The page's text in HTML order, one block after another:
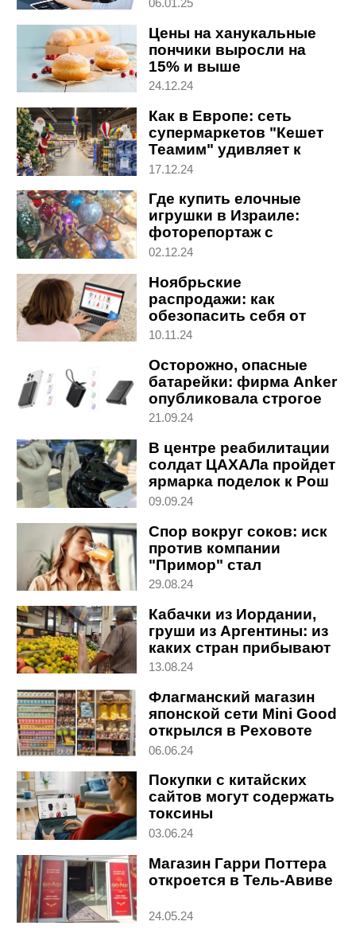
06.01.25
Цены на ханукальные
пончики выросли на
15% и выше
24.12.24
Как в Европе: сеть
супермаркетов "Кешет
Теамим" удивляет к
Новому году
17.12.24
Где купить елочные
игрушки в Израиле:
фоторепортаж с
новогодней ярмарки
02.12.24
Ноябрьские
распродажи: как
обезопасить себя от
кражи данных в
10.11.24
Осторожно, опасные
батарейки: фирма Anker
опубликовала строгое
предупреждение
21.09.24
В центре реабилитации
солдат ЦАХАЛа пройдет
ярмарка поделок к Рош
ха-Шана
09.09.24
Спор вокруг соков: иск
против компании
"Примор" стал
представительским
29.08.24
Кабачки из Иордании,
груши из Аргентины: из
каких стран прибывают
в Израиль овощи и
13.08.24
Флагманский магазин
японской сети Mini Good
открылся в Реховоте
06.06.24
Покупки с китайских
сайтов могут содержать
токсины
03.06.24
Магазин Гарри Поттера
откроется в Тель-Авиве
24.05.24